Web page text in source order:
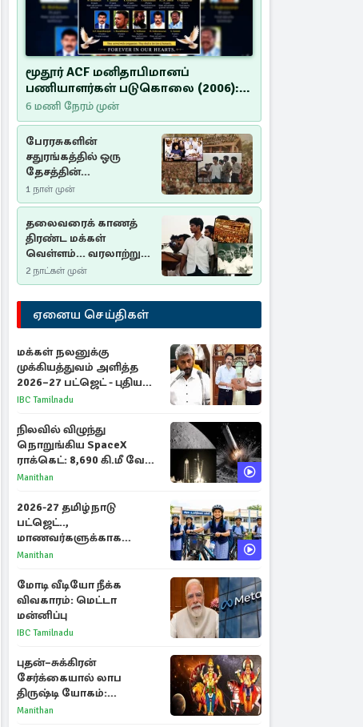
மூதூர் ACF மனிதாபிமானப்
பணியாளர்கள் படுகொலை (2006):
20 ஆண்டுகளாகியும் நீதி
மறுக்கப்பட்ட மனிதாபிமானப்
பேரவலம்
6 மணி நேரம் முன்
பேரரசுகளின்
சதுரங்கத்தில் ஒரு
தேசத்தின்
தீர்க்கதரிசனம் :
சுதுமலை பிரகடனம்
ஒரு வரலாற்றுப் பாடம்
1 நாள் முன்
தலைவரைக் காணத்
திரண்ட மக்கள்
வெள்ளம்... வரலாற்றுச்
சிறப்புமிக்க சுதுமலைப்
பிரகடனம்…
2 நாட்கள் முன்
ஏனைய செய்திகள்
மக்கள் நலனுக்கு
முக்கியத்துவம் அளித்த
2026–27 பட்ஜெட் - புதிய
நலத்திட்டங்கள்
IBC Tamilnadu
நிலவில் விழுந்து
நொறுங்கிய SpaceX
ராக்கெட்: 8,690 கி.மீ வேக
மோதலால் உருவான புதிய
Manithan
2026-27 தமிழ்நாடு
பட்ஜெட்..,
மாணவர்களுக்காக
வெளியான முக்கிய
Manithan
மோடி வீடியோ நீக்க
விவகாரம்: மெட்டா
மன்னிப்பு
IBC Tamilnadu
புதன்–சுக்கிரன்
சேர்க்கையால் லாப
திருஷ்டி யோகம்:
அதிர்ஷ்டம் பெறும் டாப் 3
Manithan